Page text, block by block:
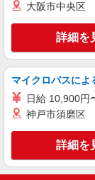
大阪市中央区
詳細を
マイクロバスによ
日給 10,900円
神戸市須磨区
詳細を